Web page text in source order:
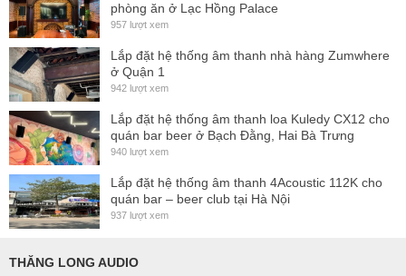
phòng ăn ở Lạc Hồng Palace
957 lượt xem
Lắp đặt hệ thống âm thanh nhà hàng Zumwhere
ở Quận 1
942 lượt xem
Lắp đặt hệ thống âm thanh loa Kuledy CX12 cho
quán bar beer ở Bạch Đằng, Hai Bà Trưng
940 lượt xem
Lắp đặt hệ thống âm thanh 4Acoustic 112K cho
quán bar – beer club tại Hà Nội
937 lượt xem
THĂNG LONG AUDIO